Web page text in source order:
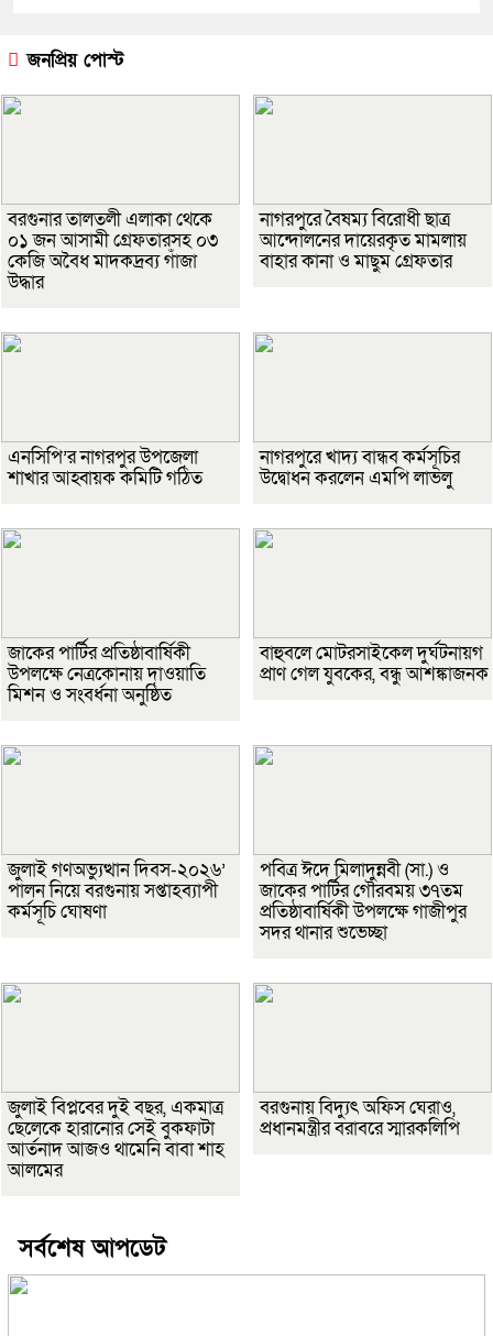
জনপ্রিয় পোস্ট
বরগুনার তালতলী এলাকা থেকে
০১ জন আসামী গ্রেফতারসহ ০৩
কেজি অবৈধ মাদকদ্রব্য গাঁজা
উদ্ধার
নাগরপুরে বৈষম্য বিরোধী ছাত্র
আন্দোলনের দায়েরকৃত মামলায়
বাহার কানা ও মাছুম গ্রেফতার
এনসিপি’র নাগরপুর উপজেলা
শাখার আহ্বায়ক কমিটি গঠিত
নাগরপুরে খাদ্য বান্ধব কর্মসূচির
উদ্বোধন করলেন এমপি লাভলু
জাকের পার্টির প্রতিষ্ঠাবার্ষিকী
উপলক্ষে নেত্রকোনায় দাওয়াতি
মিশন ও সংবর্ধনা অনুষ্ঠিত
বাহুবলে মোটরসাইকেল দুর্ঘটনায়গ
প্রাণ গেল যুবকের, বন্ধু আশঙ্কাজনক
জুলাই গণঅভ্যুত্থান দিবস-২০২৬’
পালন নিয়ে বরগুনায় সপ্তাহব্যাপী
কর্মসূচি ঘোষণা
পবিত্র ঈদে মিলাদুন্নবী (সা.) ও
জাকের পার্টির গৌরবময় ৩৭তম
প্রতিষ্ঠাবার্ষিকী উপলক্ষে গাজীপুর
সদর থানার শুভেচ্ছা
জুলাই বিপ্লবের দুই বছর, একমাত্র
ছেলেকে হারানোর সেই বুকফাটা
আর্তনাদ আজও থামেনি বাবা শাহ
আলমের
বরগুনায় বিদ্যুৎ অফিস ঘেরাও,
প্রধানমন্ত্রীর বরাবরে স্মারকলিপি
সর্বশেষ আপডেট